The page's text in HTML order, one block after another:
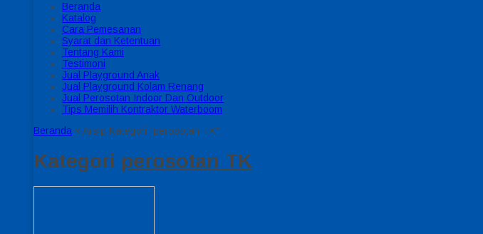
Beranda
Katalog
Cara Pemesanan
Syarat dan Ketentuan
Tentang Kami
Testimoni
Jual Playground Anak
Jual Playground Kolam Renang
Jual Perosotan Indoor Dan Outdoor
Tips Memilih Kontraktor Waterboom
Beranda »Arsip Kategori "perosotan TK"
Kategori perosotan TK